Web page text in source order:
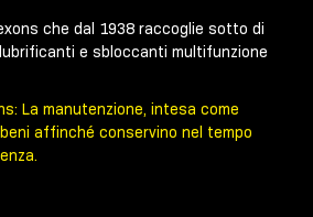
che dal 1938 raccoglie sotto di
e sbloccanti multifunzione
La manutenzione, intesa come
affinché conservino nel tempo